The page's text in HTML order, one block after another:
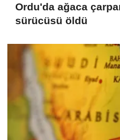
Ordu'da ağaca
sürücüsü öldü